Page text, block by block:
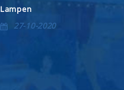
Lampen
27-10-2020